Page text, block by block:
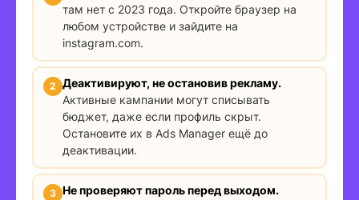
там нет с 2023 года. Откройте браузер на
любом устройстве и зайдите на
instagram.com.
Деактивируют, не остановив рекламу.
Активные кампании могут списывать
бюджет, даже если профиль скрыт.
Остановите их в Ads Manager ещё до
деактивации.
Не проверяют пароль перед выходом.